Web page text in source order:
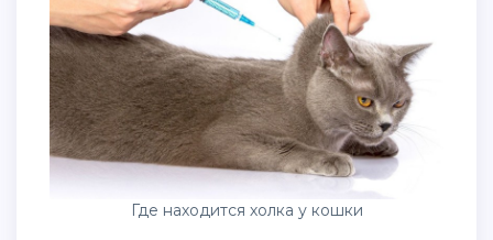
Где находится холка у кошки